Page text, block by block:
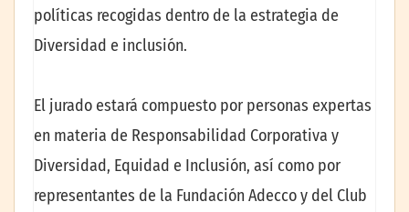
políticas recogidas dentro de la estrategia de
Diversidad e inclusión.
El jurado estará compuesto por personas expertas
en materia de Responsabilidad Corporativa y
Diversidad, Equidad e Inclusión, así como por
representantes de la Fundación Adecco y del Club